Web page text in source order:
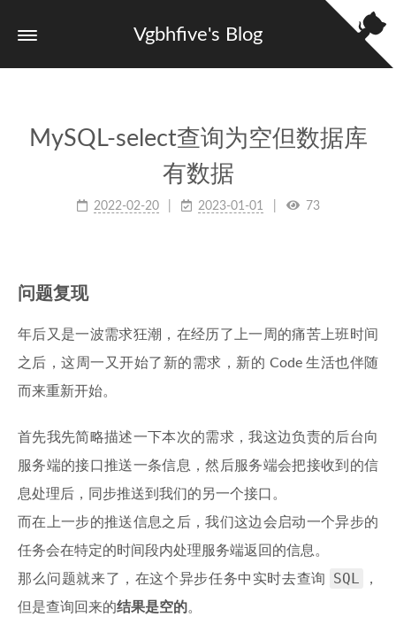
Vgbhfive's Blog
MySQL-select查询为空但数据库
有数据
2022-02-20 2023-01-01 73
问题复现
年后又是一波需求狂潮，在经历了上一周的痛苦上班时间
之后，这周一又开始了新的需求，新的 Code 生活也伴随
而来重新开始。
首先我先简略描述一下本次的需求，我这边负责的后台向
服务端的接口推送一条信息，然后服务端会把接收到的信
息处理后，同步推送到我们的另一个接口。
而在上一步的推送信息之后，我们这边会启动一个异步的
任务会在特定的时间段内处理服务端返回的信息。
那么问题就来了，在这个异步任务中实时去查询
SQL
，
但是查询回来的结果是空的。